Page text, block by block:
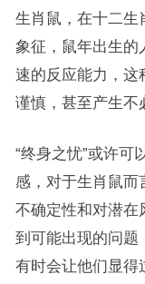
生肖鼠，在十二生
象征，鼠年出生的
速的反应能力，这
谨慎，甚至产生不
“终身之忧”或许可
感，对于生肖鼠而
不确定性和对潜在
到可能出现的问题
有时会让他们显得